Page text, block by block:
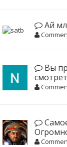
Ай
Вы